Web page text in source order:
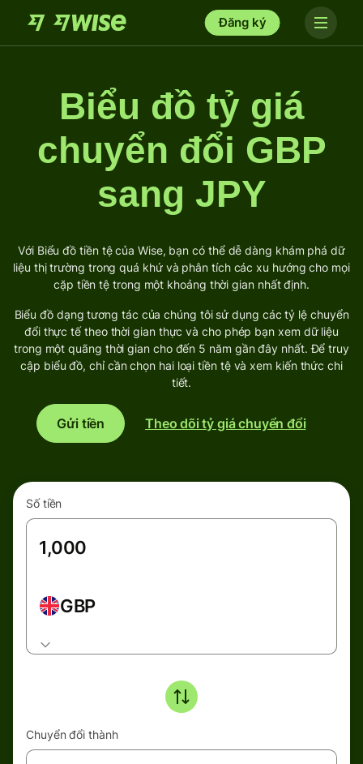
Đăng ký
Biểu đồ tỷ giá
chuyển đổi GBP
sang JPY
Với Biểu đồ tiền tệ của Wise, bạn có thể dễ dàng khám phá dữ
liệu thị trường trong quá khứ và phân tích các xu hướng cho mọi
cặp tiền tệ trong một khoảng thời gian nhất định.
Biểu đồ dạng tương tác của chúng tôi sử dụng các tỷ lệ chuyển
đổi thực tế theo thời gian thực và cho phép bạn xem dữ liệu
trong một quãng thời gian cho đến 5 năm gần đây nhất. Để truy
cập biểu đồ, chỉ cần chọn hai loại tiền tệ và xem kiến thức chi
tiết.
Gửi tiền Theo dõi tỷ giá chuyển đổi
Số tiền
GBP
Chuyển đổi thành